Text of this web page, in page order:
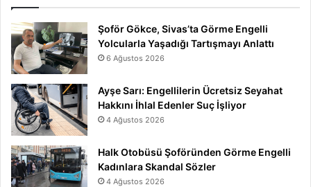
Şoför Gökce, Sivas’ta Görme Engelli
Yolcularla Yaşadığı Tartışmayı Anlattı
6 Ağustos 2026
Ayşe Sarı: Engellilerin Ücretsiz Seyahat
Hakkını İhlal Edenler Suç İşliyor
4 Ağustos 2026
Halk Otobüsü Şoföründen Görme Engelli
Kadınlara Skandal Sözler
4 Ağustos 2026